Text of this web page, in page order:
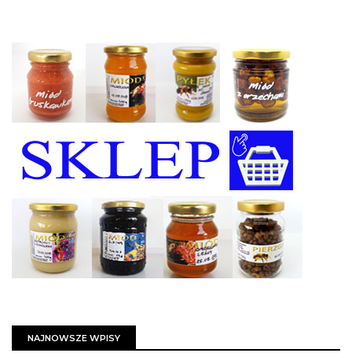
NAJNOWSZE WPISY